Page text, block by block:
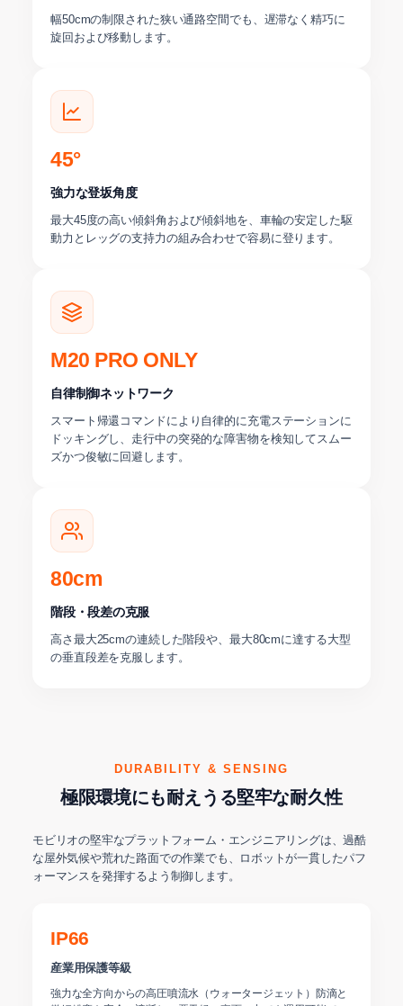
幅50cmの制限された狭い通路空間でも、遅滞なく精巧に
旋回および移動します。
45°
強力な登坂角度
最大45度の高い傾斜角および傾斜地を、車輪の安定した駆
動力とレッグの支持力の組み合わせで容易に登ります。
M20 PRO ONLY
自律制御ネットワーク
スマート帰還コマンドにより自律的に充電ステーションに
ドッキングし、走行中の突発的な障害物を検知してスムー
ズかつ俊敏に回避します。
80cm
階段・段差の克服
高さ最大25cmの連続した階段や、最大80cmに達する大型
の垂直段差を克服します。
DURABILITY & SENSING
極限環境にも耐えうる堅牢な耐久性
モビリオの堅牢なプラットフォーム・エンジニアリングは、過酷
な屋外気候や荒れた路面での作業でも、ロボットが一貫したパフ
ォーマンスを発揮するよう制御します。
IP66
産業用保護等級
強力な全方向からの高圧噴流水（ウォータージェット）防滴と